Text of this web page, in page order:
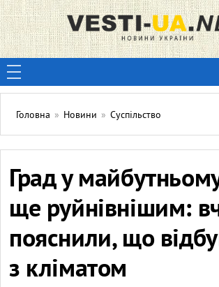
Головна » Новини » Суспільство
Град у
ще руйнівнішим:
пояснили, що
з кліматом